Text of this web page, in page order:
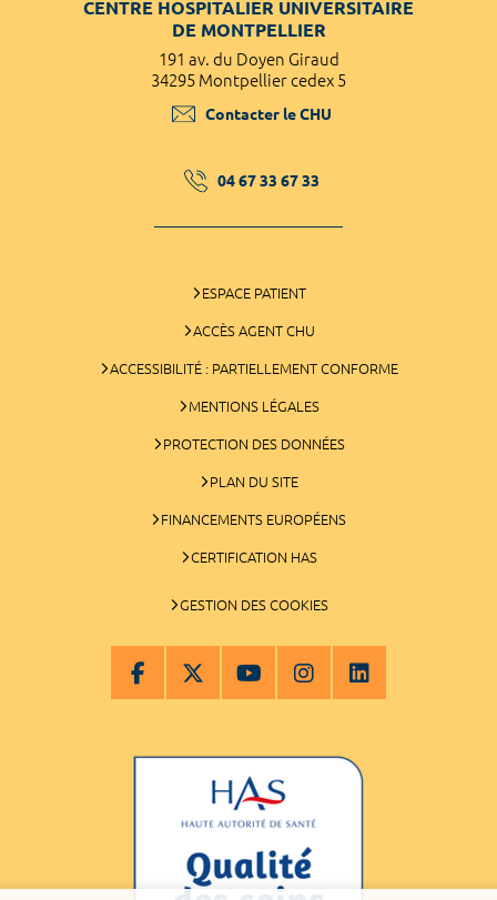
CENTRE HOSPITALIER UNIVERSITAIRE
DE MONTPELLIER
191 av. du Doyen Giraud
34295 Montpellier cedex 5
Contacter le CHU
04 67 33 67 33
ESPACE PATIENT
ACCÈS AGENT CHU
ACCESSIBILITÉ : PARTIELLEMENT CONFORME
MENTIONS LÉGALES
PROTECTION DES DONNÉES
PLAN DU SITE
FINANCEMENTS EUROPÉENS
CERTIFICATION HAS
GESTION DES COOKIES